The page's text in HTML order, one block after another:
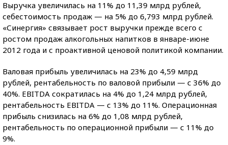
Выручка увеличилась на 11% до 11,39 млрд рублей,
себестоимость продаж — на 5% до 6,793 млрд рублей.
«Синергия» связывает рост выручки прежде всего с
ростом продаж алкогольных напитков в январе-июне
2012 года и с проактивной ценовой политикой компании.
Валовая прибыль увеличилась на 23% до 4,59 млрд
рублей, рентабельность по валовой прибыли — с 36% до
40%. EBITDA сократилась на 4% до 1,24 млрд рублей,
рентабельность EBITDA — с 13% до 11%. Операционная
прибыль снизилась на 6% до 1,08 млрд рублей,
рентабельность по операционной прибыли — с 11% до
9%.